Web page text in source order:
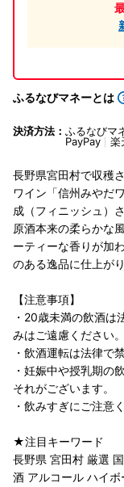
ふるなびマネーとは
決済方法： ふるなびマ
PayPay
楽
長野県宮田村で収穫
ワイン「信州みやだ
成（フィニッシュ）
原酒本来の柔らかな
ーティーな香りが加
のある逸品に仕上がり
【注意事項】
・20歳未満の飲酒は
みはご遠慮ください。
・飲酒運転は法律で
・妊娠中や授乳期の
それがございます。
・飲みすぎにご注意
★注目キーワード
長野県 宮田村 厳選
酒 アルコール ハイ